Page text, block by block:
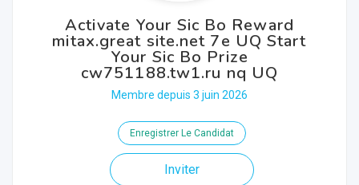
Activate Your Sic Bo Reward
mitax.great site.net 7e UQ Start
Your Sic Bo Prize
cw751188.tw1.ru nq UQ
Membre depuis 3 juin 2026
Enregistrer Le Candidat
Inviter